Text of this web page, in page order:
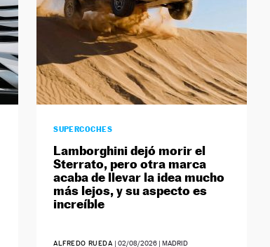
SUPERCOCHES
Lamborghini dejó morir el
Sterrato, pero otra marca
acaba de llevar la idea mucho
más lejos, y su aspecto es
increíble
ALFREDO RUEDA |02/08/2026 | MADRID